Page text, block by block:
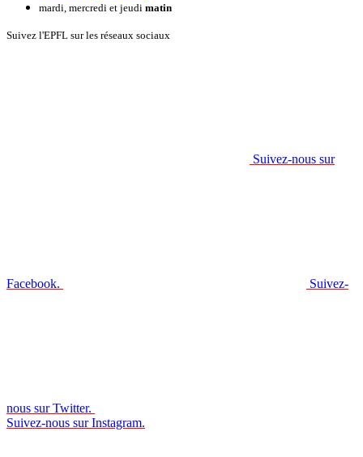
mardi, mercredi et jeudi matin
Suivez l'EPFL sur les réseaux sociaux
Suivez-nous sur
Facebook. Suivez-
nous sur Twitter.
Suivez-nous sur Instagram.